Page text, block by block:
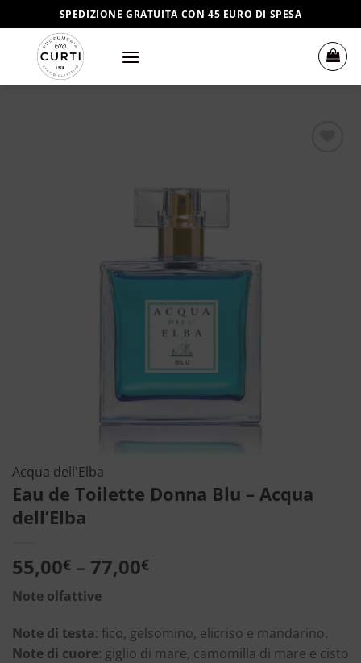
ai
contenuti
SPEDIZIONE GRATUITA CON 45 EURO DI SPESA
Acqua dell'Elba
Eau de Toilette Donna Blu – Acqua
dell’Elba
55,00€ – 77,00€
Note olfattive
Note di testa: fico, gelsomino, elicriso e mandarino.
Note di cuore: giglio di mare, camomilla di mare e cisto